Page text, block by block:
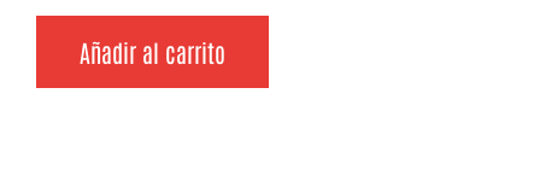
Añadir al carrito